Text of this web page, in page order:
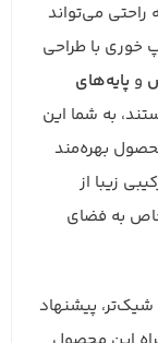
می‌تواند
با طراحی
و پایه‌های
به شما این
بهره‌مند
زیبا از
به فضای
پیشنهاد